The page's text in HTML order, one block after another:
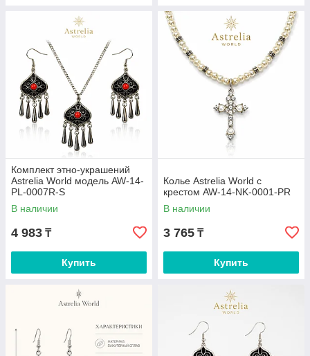
Комплект этно-украшений
Astrelia World модель AW-14-
PL-0007R-S
В наличии
4 983 ₸
Купить
Колье Astrelia World с
крестом AW-14-NK-0001-PR
В наличии
3 765 ₸
Купить